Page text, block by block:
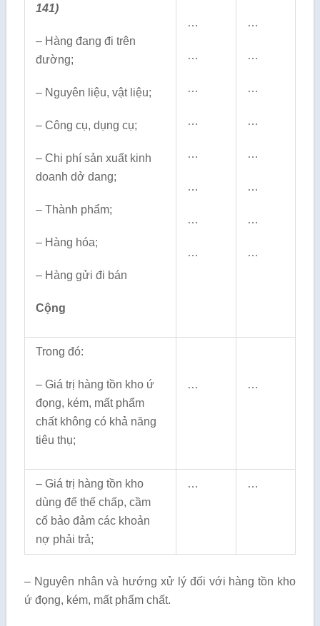
141)
– Hàng đang đi trên
đường;
– Nguyên liệu, vật liệu;
– Công cụ, dụng cụ;
– Chi phí sản xuất kinh
doanh dở dang;
– Thành phẩm;
– Hàng hóa;
– Hàng gửi đi bán
Cộng
…
…
…
…
…
…
…
…
…
…
…
…
…
…
…
…
Trong đó:
– Giá trị hàng tồn kho ứ
đọng, kém, mất phẩm
chất không có khả năng
tiêu thụ;
… …
– Giá trị hàng tồn kho
dùng để thế chấp, cầm
cố bảo đảm các khoản
nợ phải trả;
… …
– Nguyên nhân và hướng xử lý đối với hàng tồn kho
ứ đọng, kém, mất phẩm chất.